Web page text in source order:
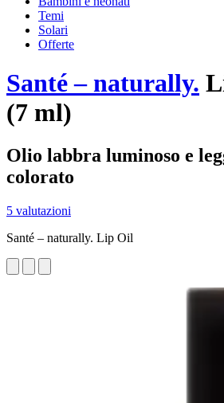
Temi
Solari
Offerte
Santé – naturally.
(7 ml)
Olio labbra luminoso e
colorato
5 valutazioni
Santé – naturally. Lip Oil